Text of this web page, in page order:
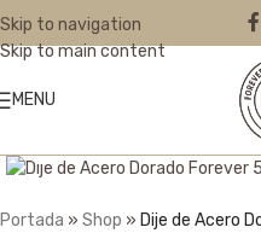
Skip to navigation
Skip to main content
MENU
Portada » Shop » Dije de Acero